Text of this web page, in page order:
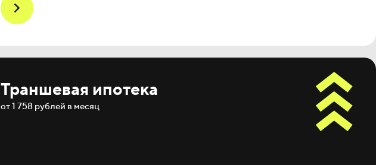
Траншевая ипотека
от 1 758 рублей в месяц